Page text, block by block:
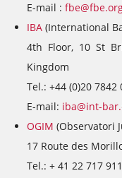
E-mail :
IBA (International
4th Floor, 10 St
Kingdom
Tel.: +44 (0)20 7842
E-mail: iba@int-
OGIM (Observatori
17 Route des
Tel.: + 41 22 717